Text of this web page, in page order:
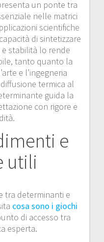
un ponte tra
nelle matrici
scientifiche
di sintetizzare
stabilità lo rende
tanto quanto la
e l’ingegneria
termica al
guida la
con rigore e
e
utili
tra determinanti e
cosa sono i giochi
di accesso tra
esperta.